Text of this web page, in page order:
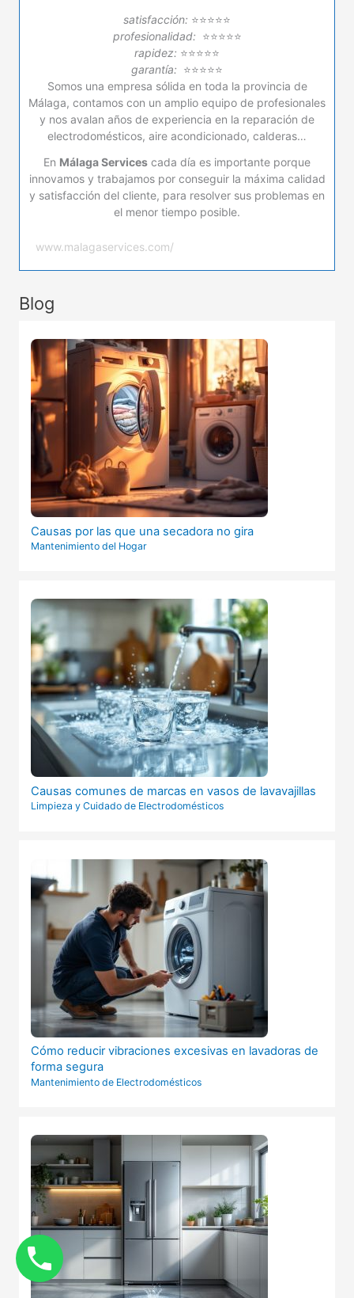
satisfacción: ⭐⭐⭐⭐⭐
profesionalidad: ⭐⭐⭐⭐⭐
rapidez: ⭐⭐⭐⭐⭐
garantía: ⭐⭐⭐⭐⭐
Somos una empresa sólida en toda la provincia de
Málaga, contamos con un amplio equipo de profesionales
y nos avalan años de experiencia en la reparación de
electrodomésticos, aire acondicionado, calderas…
En Málaga Services cada día es importante porque
innovamos y trabajamos por conseguir la máxima calidad
y satisfacción del cliente, para resolver sus problemas en
el menor tiempo posible.
www.malagaservices.com/
Blog
Causas por las que una secadora no gira
Mantenimiento del Hogar
Causas comunes de marcas en vasos de lavavajillas
Limpieza y Cuidado de Electrodomésticos
Cómo reducir vibraciones excesivas en lavadoras de
forma segura
Mantenimiento de Electrodomésticos